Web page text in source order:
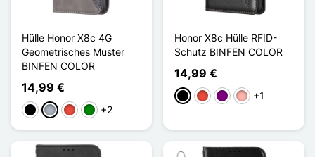
Hülle Honor X8c 4G
Geometrisches Muster
BINFEN COLOR
14,99 €
Schwarz
GrauRot Grün+2
Honor X8c Hülle RFID-
Schutz BINFEN COLOR
14,99 €
Schwarz
Rot ViolettRoségold
+1